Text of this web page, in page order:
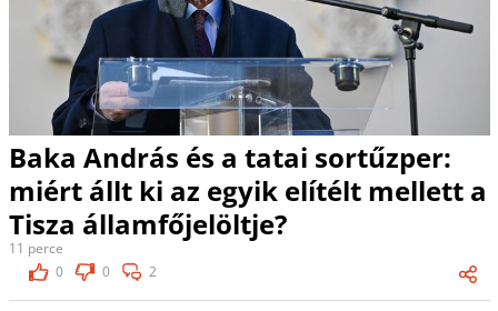
Baka András és a tatai sortűzper:
miért állt ki az egyik elítélt mellett a
Tisza államfőjelöltje?
11 perce
0
0 2